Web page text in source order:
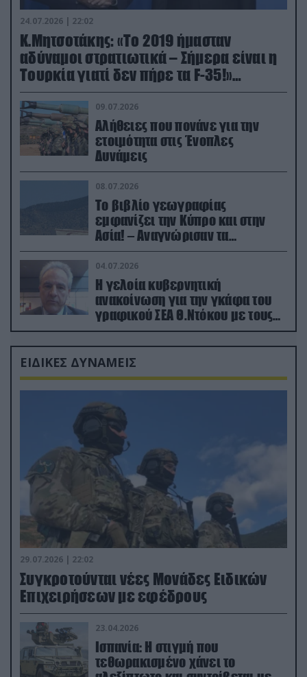
24.07.2026 | 22:02
Κ.Μητσοτάκης: «Το 2019 ήμασταν
αδύναμοι στρατιωτικά – Σήμερα είναι η
Τουρκία γιατί δεν πήρε τα F-35!»
(βίντεο)
09.07.2026
Αλήθειες που πονάνε για την
ετοιμότητα στις Ένοπλες
Δυνάμεις
08.07.2026
Το βιβλίο γεωγραφίας
εμφανίζει την Κύπρο και στην
Ασία! – Αναγνώρισαν τα
κατεχόμενα; (φωτο)
04.07.2026
Η γελοία κυβερνητική
ανακοίνωση για την γκάφα του
γραφικού ΣΕΑ Θ.Ντόκου με τους
Ρώσους φαρσέρ
ΕΙΔΙΚΕΣ ΔΥΝΑΜΕΙΣ
29.07.2026 | 22:02
Συγκροτούνται νέες Μονάδες Ειδικών
Επιχειρήσεων με εφέδρους
23.04.2026
Ισπανία: Η στιγμή που
τεθωρακισμένο χάνει το